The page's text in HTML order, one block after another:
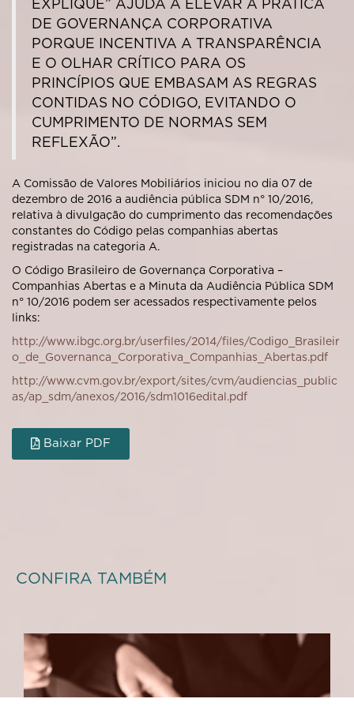
EXPLIQUE” AJUDA A ELEVAR A PRÁTICA
DE GOVERNANÇA CORPORATIVA
PORQUE INCENTIVA A TRANSPARÊNCIA
E O OLHAR CRÍTICO PARA OS
PRINCÍPIOS QUE EMBASAM AS REGRAS
CONTIDAS NO CÓDIGO, EVITANDO O
CUMPRIMENTO DE NORMAS SEM
REFLEXÃO”.
A Comissão de Valores Mobiliários iniciou no dia 07 de
dezembro de 2016 a audiência pública SDM n° 10/2016,
relativa à divulgação do cumprimento das recomendações
constantes do Código pelas companhias abertas
registradas na categoria A.
O Código Brasileiro de Governança Corporativa –
Companhias Abertas e a Minuta da Audiência Pública SDM
n° 10/2016 podem ser acessados respectivamente pelos
links:
http://www.ibgc.org.br/userfiles/2014/files/Codigo_Brasileir
o_de_Governanca_Corporativa_Companhias_Abertas.pdf
http://www.cvm.gov.br/export/sites/cvm/audiencias_public
as/ap_sdm/anexos/2016/sdm1016edital.pdf
Baixar PDF
CONFIRA TAMBÉM